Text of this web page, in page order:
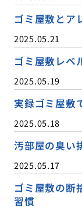
ゴミ屋敷とア
2025.05.21
ゴミ屋敷レベ
2025.05.19
実録ゴミ屋敷
2025.05.18
汚部屋の臭い
2025.05.17
ゴミ屋敷の断
習慣